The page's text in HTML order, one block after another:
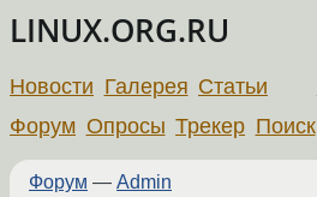
LINUX.ORG.RU
Новости Галерея Статьи
Форум Опросы Трекер Поиск
Форум — Admin